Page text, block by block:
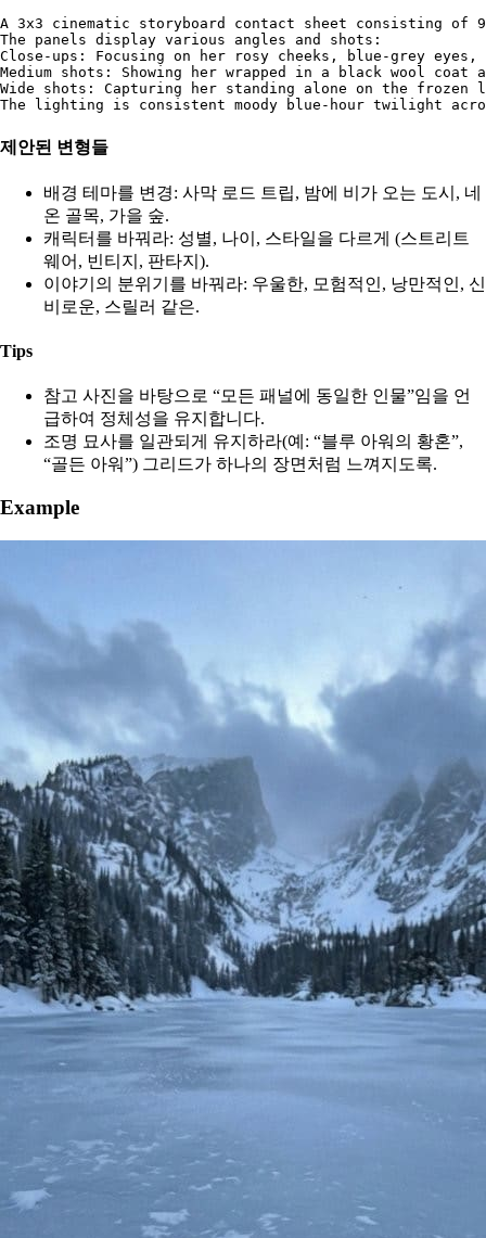
A 3x3 cinematic storyboard contact sheet consisting
The panels display various angles and shots:
Close-ups: Focusing on her rosy cheeks, blue-grey eyes,
Medium shots: Showing her wrapped in a black wool
Wide shots: Capturing her standing alone on the frozen
제안된 변형들
배경 테마를 변경: 사막 로드 트립, 밤에 비가 오는 도시, 네
온 골목, 가을 숲.
캐릭터를 바꿔라: 성별, 나이, 스타일을 다르게 (스트리트
웨어, 빈티지, 판타지).
이야기의 분위기를 바꿔라: 우울한, 모험적인, 낭만적인, 신
비로운, 스릴러 같은.
Tips
참고 사진을 바탕으로 “모든 패널에 동일한 인물”임을 언
급하여 정체성을 유지합니다.
조명 묘사를 일관되게 유지하라(예: “블루 아워의 황혼”,
“골든 아워”) 그리드가 하나의 장면처럼 느껴지도록.
Example